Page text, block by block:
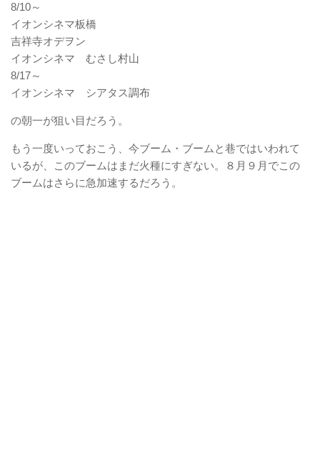
8/10～
イオンシネマ板橋
吉祥寺オデヲン
イオンシネマ むさし村山
8/17～
イオンシネマ シアタス調布
の朝一が狙い目だろう。
もう一度いっておこう、今ブーム・ブームと巷ではいわれて
いるが、このブームはまだ火種にすぎない。８月９月でこの
ブームはさらに急加速するだろう。